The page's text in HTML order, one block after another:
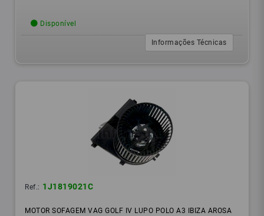
Disponível
Informações Técnicas
Ref.: 1J1819021C
MOTOR SOFAGEM VAG GOLF IV LUPO POLO A3 IBIZA AROSA